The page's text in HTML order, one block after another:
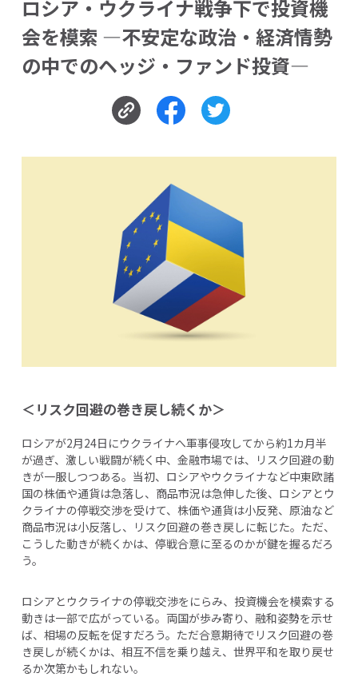
ロシア・ウクライナ戦争下で投資機
会を模索 ―不安定な政治・経済情勢
の中でのヘッジ・ファンド投資―
＜リスク回避の巻き戻し続くか＞
ロシアが2月24日にウクライナへ軍事侵攻してから約1カ月半
が過ぎ、激しい戦闘が続く中、金融市場では、リスク回避の動
きが一服しつつある。当初、ロシアやウクライナなど中東欧諸
国の株価や通貨は急落し、商品市況は急伸した後、ロシアとウ
クライナの停戦交渉を受けて、株価や通貨は小反発、原油など
商品市況は小反落し、リスク回避の巻き戻しに転じた。ただ、
こうした動きが続くかは、停戦合意に至るのかが鍵を握るだろ
う。
ロシアとウクライナの停戦交渉をにらみ、投資機会を模索する
動きは一部で広がっている。両国が歩み寄り、融和姿勢を示せ
ば、相場の反転を促すだろう。ただ合意期待でリスク回避の巻
き戻しが続くかは、相互不信を乗り越え、世界平和を取り戻せ
るか次第かもしれない。